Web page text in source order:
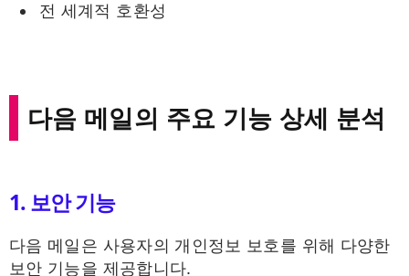
전 세계적 호환성
다음 메일의 주요 기능 상세 분석
1. 보안 기능
다음 메일은 사용자의 개인정보 보호를 위해 다양한
보안 기능을 제공합니다.